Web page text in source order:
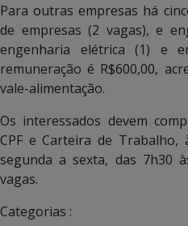
Para outras empresas há
de empresas (2 vagas), e
engenharia elétrica (1) e
remuneração é R$600,00,
vale-alimentação.
Os interessados devem
CPF e Carteira de Trabalho,
segunda a sexta, das 7h30
vagas.
Categorias :